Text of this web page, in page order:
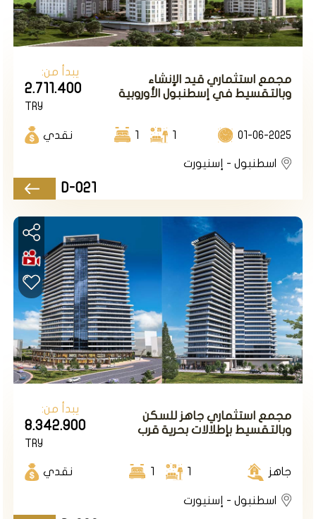
اسفل المشروع.
الأسعار تبدأ من 220 ألف دولار أمريكي لشقة 2+1
طريقة الدفع 50% الان والباقي أقساط على 30 شهرا
المشروع رقم D091
تم انشاء المشروع على مساحة ارض 25.000m2 يتضمنها
70% مساحات خضراء ومسطحات مائية .
يتالف المشروع من 8 أبنية سكنية بعدد شقق إجمالي
304 شقة من نوع 2+3/1+4/1+1.
76g محل تجاري يحيط بالمشروع
الأسعار تبدأ من 292 ألف دولار أمريكي لشقة 2+1
طريقة الدفع 50% الان والباقي أقساط على 24 شهرا
المشروع رقم D145
مجمع استثماري قيد الإنشاء
وبالتقسيط في إسطنبول الأوروبية
يبدأ من:
2.711.400
TRY
01-06-2025
1
1 نقدي
اسطنبول - إسنيورت
D-021
مجمع استثماري جاهز للسكن
وبالتقسيط بإطلالات بحرية قرب
يبدأ من:
8.342.900
TRY
جاهز 1
1 نقدي
اسطنبول - إسنيورت